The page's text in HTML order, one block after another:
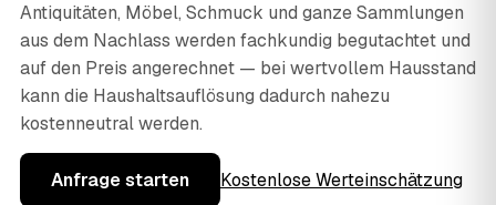
Antiquitäten, Möbel, Schmuck und ganze Sammlungen
aus dem Nachlass werden fachkundig begutachtet und
auf den Preis angerechnet — bei wertvollem Hausstand
kann die Haushaltsauflösung dadurch nahezu
kostenneutral werden.
Anfrage starten Kostenlose Werteinschätzung